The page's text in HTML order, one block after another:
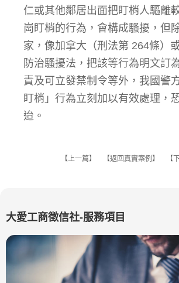
仁或其他鄰居出面把盯梢人驅離
崗盯梢的行為，會構成騷擾，但
家，像加拿大（刑法第 264條）
防治騷擾法，把該等行為明文訂
責及可立發禁制令等外，我國警
盯梢」行為立刻加以有效處理，
迨。
【上一篇】 【返回真實案例 】 【
大愛工商徵信社-服務項目